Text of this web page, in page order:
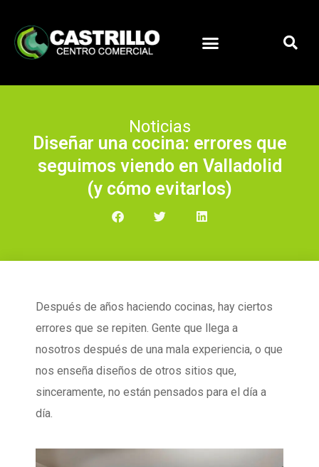
Noticias
Diseñar una cocina: errores que
seguimos viendo en Valladolid
(y cómo evitarlos)
Después de años haciendo cocinas, hay ciertos
errores que se repiten. Gente que llega a
nosotros después de una mala experiencia, o que
nos enseña diseños de otros sitios que,
sinceramente, no están pensados para el día a
día.